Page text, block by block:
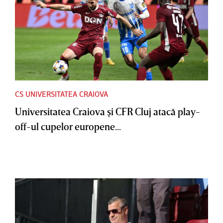
CS UNIVERSITATEA CRAIOVA
Universitatea Craiova şi CFR Cluj atacă play-
off-ul cupelor europene...